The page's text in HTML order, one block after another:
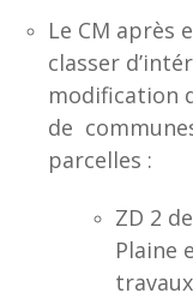
Le CM après
classer
modification
de
parcelles :
ZD 2
Plaine